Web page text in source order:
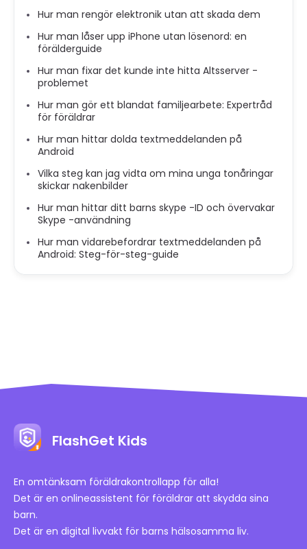
Hur man rengör elektronik utan att skada dem
Hur man låser upp iPhone utan lösenord: en
förälderguide
Hur man fixar det kunde inte hitta Altsserver -
problemet
Hur man gör ett blandat familjearbete: Expertråd
för föräldrar
Hur man hittar dolda textmeddelanden på
Android
Vilka steg kan jag vidta om mina unga tonåringar
skickar nakenbilder
Hur man hittar ditt barns skype -ID och övervakar
Skype -användning
Hur man vidarebefordrar textmeddelanden på
Android: Steg-för-steg-guide
FlashGet Kids
En omtänksam föräldrakontrollapp för alla!
Det är en onlineassistent för föräldrar att skydda sina
barn.
Det är en digital livvakt för barns hälsosamma liv.